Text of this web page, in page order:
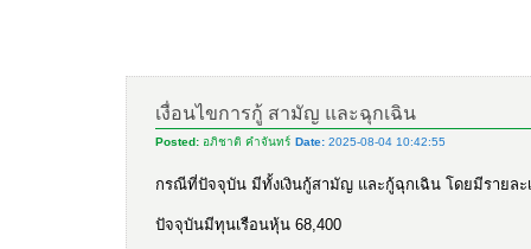
เงื่อนไขการกู้ สามัญ และฉุกเฉิน
Posted: อภิชาติ คำจันทร์ Date: 2025-08-04 10:42:55
กรณีที่ปัจจุบัน มีทั้งเงินกู้สามัญ และกู้ฉุกเฉิน โดยมีรายละ
ปัจจุบันมีทุนเรือนหุ้น 68,400